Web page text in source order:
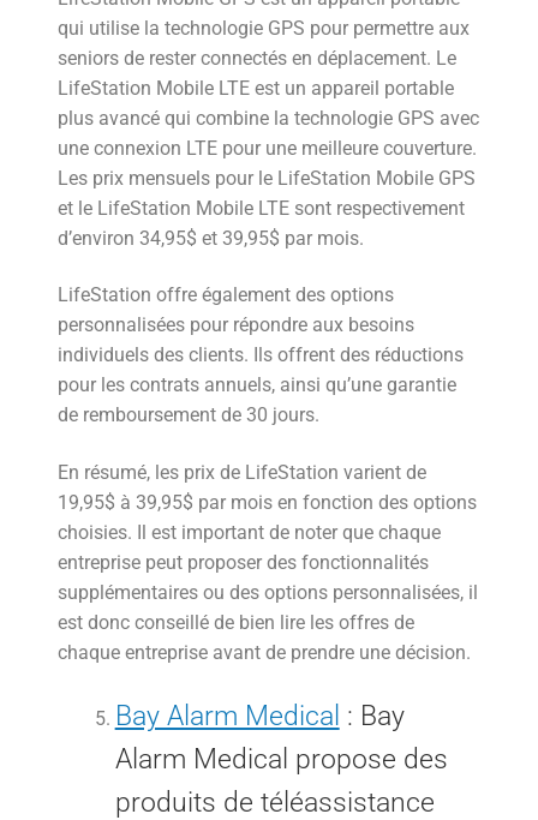
qui utilise la technologie GPS pour permettre aux
seniors de rester connectés en déplacement. Le
LifeStation Mobile LTE est un appareil portable
plus avancé qui combine la technologie GPS avec
une connexion LTE pour une meilleure couverture.
Les prix mensuels pour le LifeStation Mobile GPS
et le LifeStation Mobile LTE sont respectivement
d’environ 34,95$ et 39,95$ par mois.
LifeStation offre également des options
personnalisées pour répondre aux besoins
individuels des clients. Ils offrent des réductions
pour les contrats annuels, ainsi qu’une garantie
de remboursement de 30 jours.
En résumé, les prix de LifeStation varient de
19,95$ à 39,95$ par mois en fonction des options
choisies. Il est important de noter que chaque
entreprise peut proposer des fonctionnalités
supplémentaires ou des options personnalisées, il
est donc conseillé de bien lire les offres de
chaque entreprise avant de prendre une décision.
Bay Alarm Medical : Bay
Alarm Medical propose des
produits de téléassistance